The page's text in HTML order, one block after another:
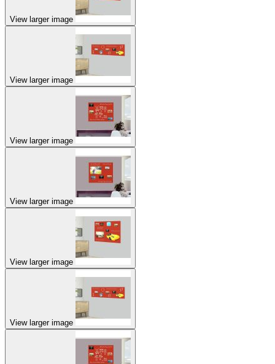
View larger image
View larger image
View larger image
View larger image
View larger image
View larger image